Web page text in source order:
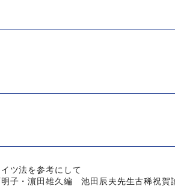
ツ法を参考にして
子・濵田雄久編 池田辰夫先生古稀祝